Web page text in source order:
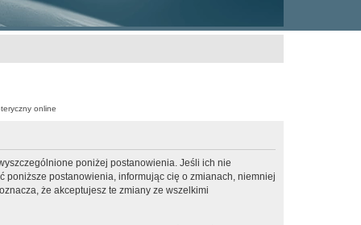
online
poniżej postanowienia. Jeśli ich nie
poniższe postanowienia, informując cię o zmianach, niemniej
że akceptujesz te zmiany ze wszelkimi